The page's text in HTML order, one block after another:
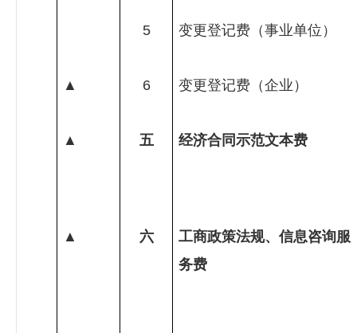
5 变更登记费（事业单位）
▲ 6 变更登记费（企业）
▲ 五 经济合同示范文本费
▲ 六
工商政策法规、信息咨询服
务费